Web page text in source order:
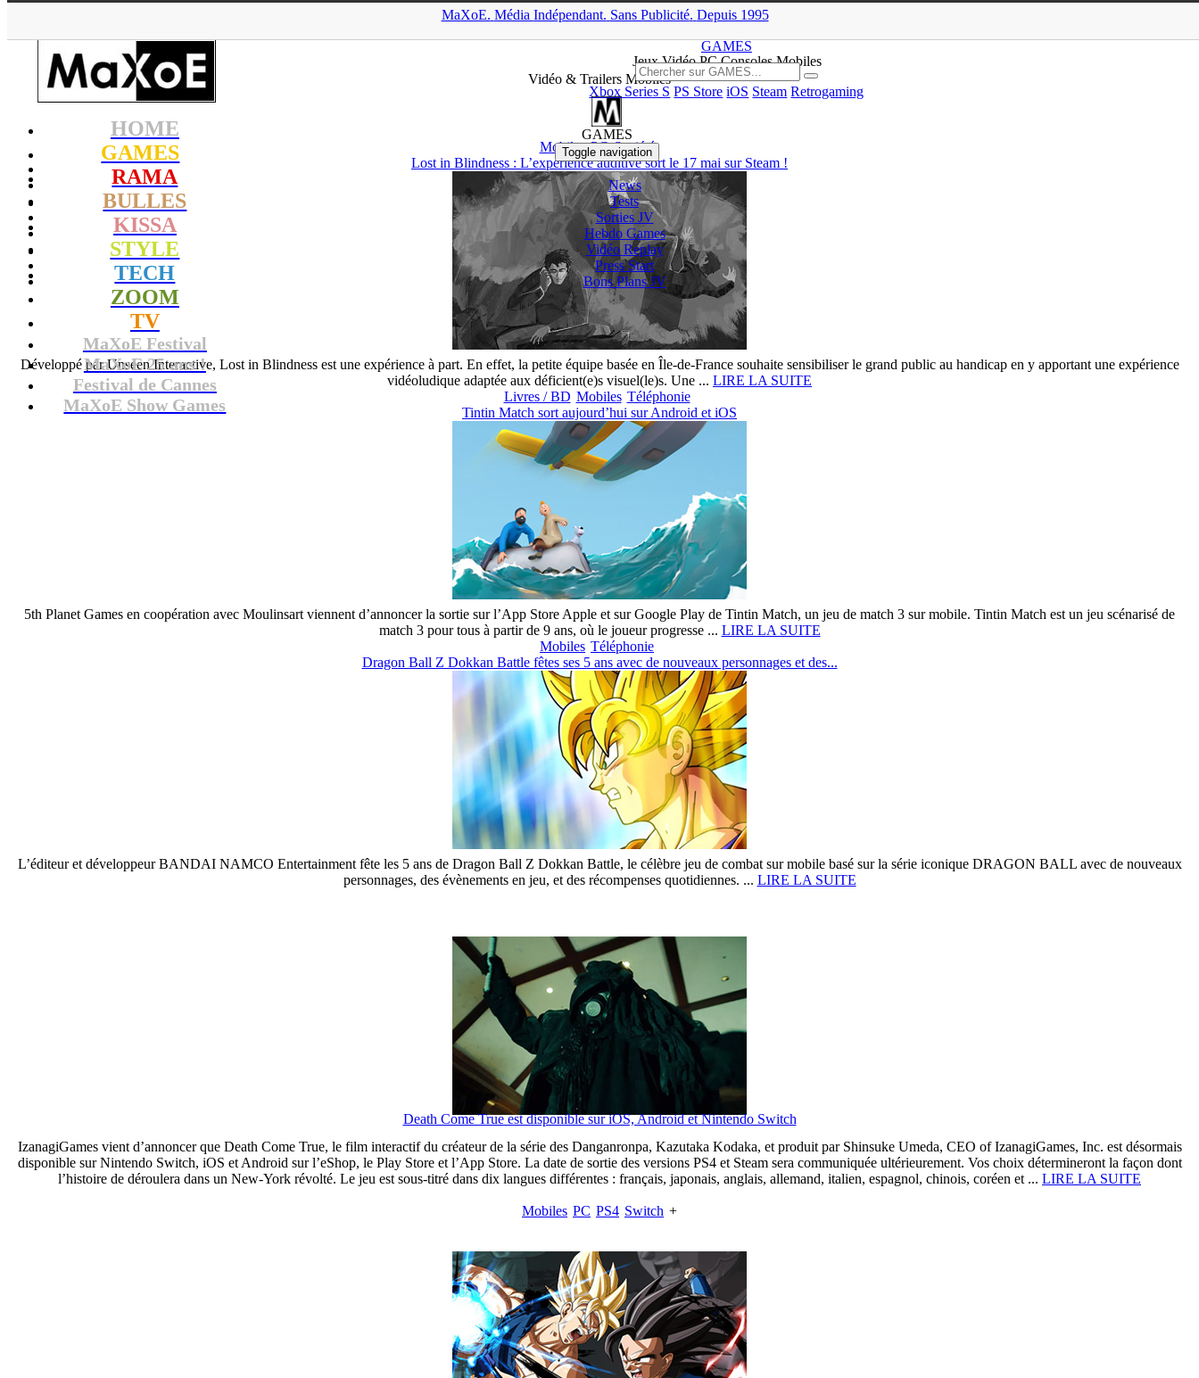
MaXoE. Média Indépendant. Sans Publicité. Depuis 1995
HOME
GAMES
RAMA
BULLES
KISSA
STYLE
TECH
ZOOM
TV
MaXoE Festival
MaXoE 25 ans !
Festival de Cannes
MaXoE Show Games
GAMES
JeuxVidéoPC Consoles Mobiles
Xbox Series S PS Store iOS Steam Retrogaming
GAMES
Toggle navigation
News
Tests
SortiesJV
Hebdo Games
VidéoReplay
Press Start
Bons PlansJV
▲
Vidéo & Trailers Mobiles
Mobiles PC Société
Lost in Blindness : L’expérience auditive sort le 17 mai sur Steam !
Développé par Unseen Interactive, Lost in Blindness est une expérience à part. En effet, la petite équipe basée en Île-de-France souhaite sensibiliser le grand public au handicap en y apportant une expérience
vidéoludique adaptée aux déficient(e)s visuel(le)s. Une ... LIRE LA SUITE
Livres / BD Mobiles Téléphonie
Tintin Match sort aujourd’hui sur Android et iOS
5th Planet Games en coopération avec Moulinsart viennent d’annoncer la sortie sur l’App Store Apple et sur Google Play de Tintin Match, un jeu de match 3 sur mobile. Tintin Match est un jeu scénarisé de
match 3 pour tous à partir de 9 ans, où le joueur progresse ... LIRE LA SUITE
Mobiles Téléphonie
Dragon Ball Z Dokkan Battle fêtes ses 5 ans avec de nouveaux personnages et des...
L’éditeur et développeur BANDAI NAMCO Entertainment fête les 5 ans de Dragon Ball Z Dokkan Battle, le célèbre jeu de combat sur mobile basé sur la série iconique DRAGON BALL avec de nouveaux
personnages, des évènements en jeu, et des récompenses quotidiennes. ... LIRE LA SUITE
Death Come True est disponible sur iOS, Android et Nintendo Switch
IzanagiGames vient d’annoncer que Death Come True, le film interactif du créateur de la série des Danganronpa, Kazutaka Kodaka, et produit par Shinsuke Umeda, CEO of IzanagiGames, Inc. est désormais
disponible sur Nintendo Switch, iOS et Android sur l’eShop, le Play Store et l’App Store. La date de sortie des versions PS4 et Steam sera communiquée ultérieurement. Vos choix détermineront la façon dont
l’histoire de déroulera dans un New-York révolté. Le jeu est sous-titré dans dix langues différentes : français, japonais, anglais, allemand, italien, espagnol, chinois, coréen et ... LIRE LA SUITE
Mobiles PC PS4 Switch +